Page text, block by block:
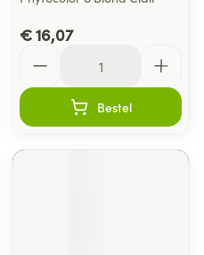
€ 16,07
Bestel